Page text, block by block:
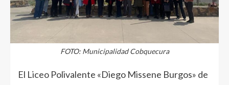
FOTO: Municipalidad Cobquecura
El Liceo Polivalente «Diego Missene Burgos» de